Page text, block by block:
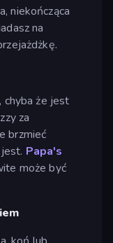
niekończąca
na
chyba że jest
za
brzmieć
Papa's
może być